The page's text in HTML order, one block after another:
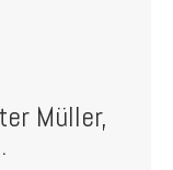
Müller,